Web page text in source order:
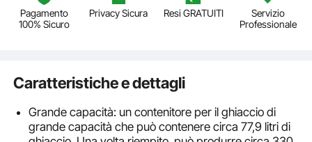
Pagamento
100% Sicuro
Privacy Sicura Resi GRATUITI
Servizio
Professionale
Caratteristiche e dettagli
Grande capacità: un contenitore per il ghiaccio di
grande capacità che può contenere circa 77,9 litri di